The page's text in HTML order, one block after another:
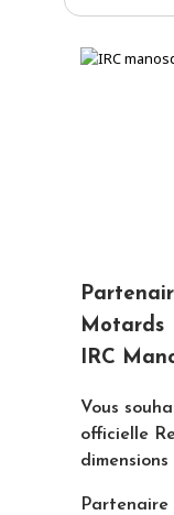
Motards
IRC
Vous
officielle